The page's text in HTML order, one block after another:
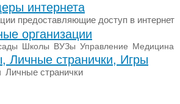
интернета
предоставляющие доступ в интернет
организации
Школы ВУЗы Управление Медицина
Личные странички, Игры
Личные странички